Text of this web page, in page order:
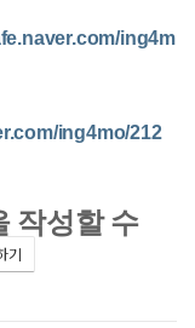
ing4m
ing4mo/212